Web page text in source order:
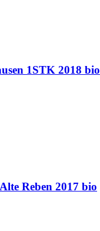
1STK 2018 bio
Reben 2017 bio